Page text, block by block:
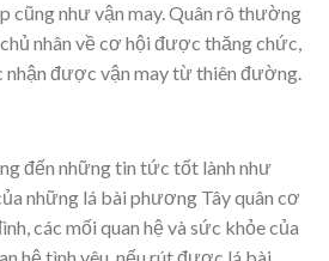
cũng như vận may. Quân rô thường
nhân về cơ hội được thăng chức,
nhận được vận may từ thiên đường.
đến những tin tức tốt lành như
những lá bài phương Tây quân cơ
các mối quan hệ và sức khỏe của